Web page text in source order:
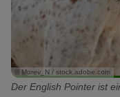
© Morev_N / stock.adobe.com
Der English Pointer ist